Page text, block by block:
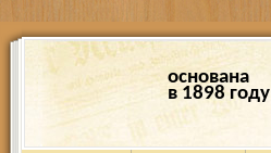
основана
в 1898 году